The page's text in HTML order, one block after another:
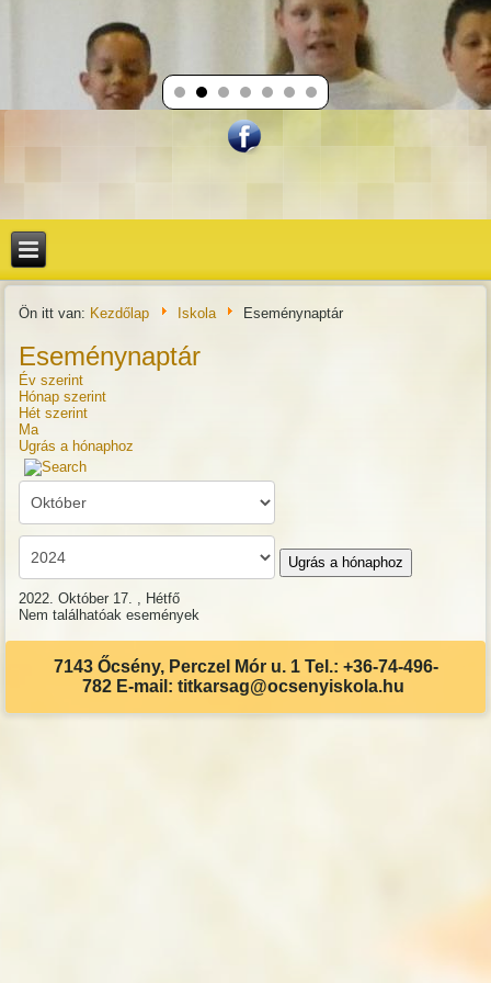
Ön itt van: Kezdőlap Iskola Eseménynaptár
Eseménynaptár
Év szerint
Hónap szerint
Hét szerint
Ma
Ugrás a hónaphoz
Ugrás a hónaphoz
2022. Október 17. , Hétfő
Nem találhatóak események
7143 Őcsény, Perczel Mór u. 1 Tel.: +36-74-496-
782 E-mail: titkarsag@ocsenyiskola.hu